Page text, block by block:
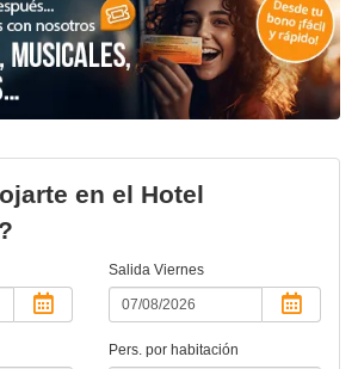
en el Hotel
Salida Viernes
Pers. por habitación